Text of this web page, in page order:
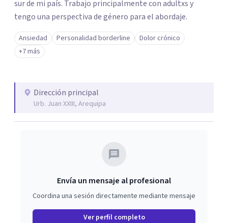
sur de mi país. Trabajo principalmente con adultxs y
tengo una perspectiva de género para el abordaje.
Ansiedad Personalidad borderline
Dolor crónico
+7 más
Dirección principal
Urb. Juan XXIII, Arequipa
Envía un mensaje al profesional
Coordina una sesión directamente mediante mensaje
Ver perfil completo